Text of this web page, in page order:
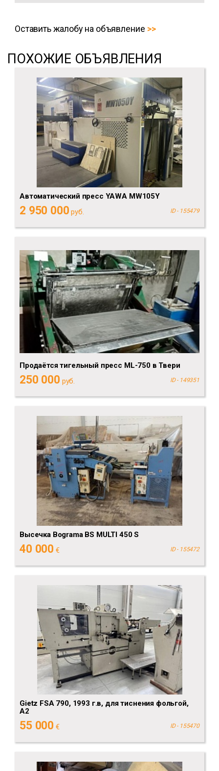
Оставить жалобу на объявление
ПОХОЖИЕ ОБЪЯВЛЕНИЯ
Автоматический пресс YAWA MW105Y
2 950 000 руб. ID - 155479
Продаётся тигельный пресс ML-750 в Твери
250 000 руб. ID - 149351
Высечка Bograma BS MULTI 450 S
40 000 € ID - 155472
Gietz FSA 790, 1993 г.в, для тиснения фольгой,
А2
55 000 € ID - 155470